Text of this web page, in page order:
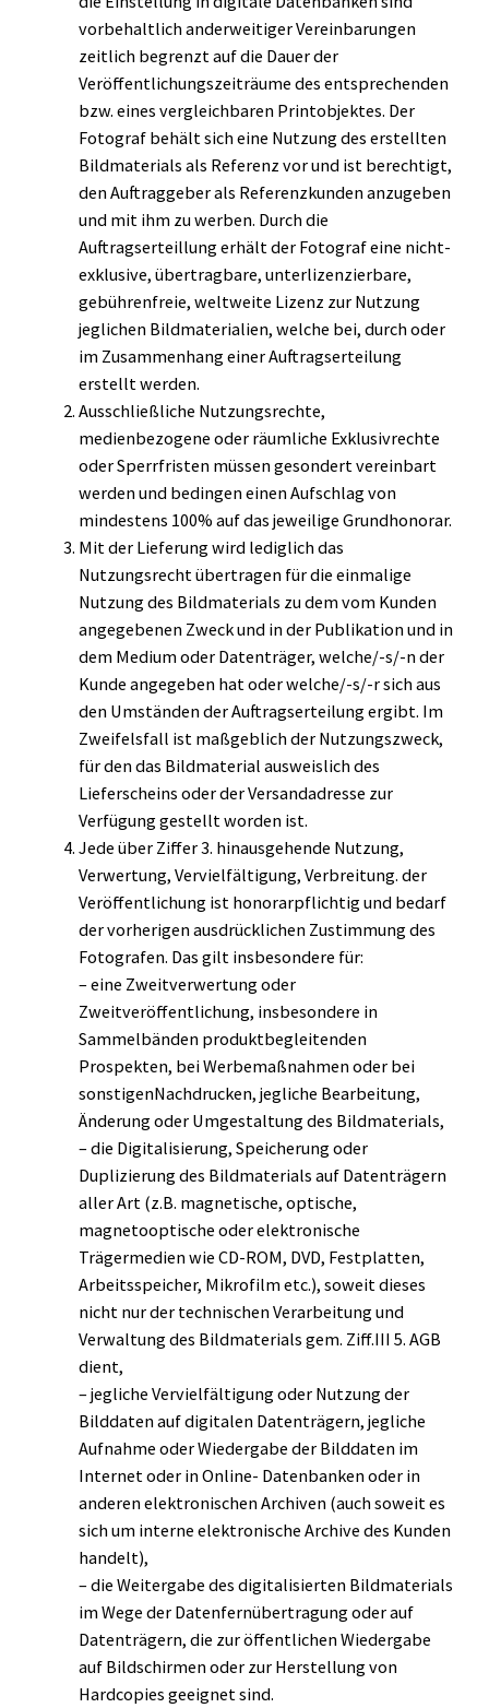
vorbehaltlich anderweitiger Vereinbarungen
zeitlich begrenzt auf die Dauer der
Veröffentlichungszeiträume des entsprechenden
bzw. eines vergleichbaren Printobjektes. Der
Fotograf behält sich eine Nutzung des erstellten
Bildmaterials als Referenz vor und ist berechtigt,
den Auftraggeber als Referenzkunden anzugeben
und mit ihm zu werben. Durch die
Auftragserteillung erhält der Fotograf eine nicht-
exklusive, übertragbare, unterlizenzierbare,
gebührenfreie, weltweite Lizenz zur Nutzung
jeglichen Bildmaterialien, welche bei, durch oder
im Zusammenhang einer Auftragserteilung
erstellt werden.
Ausschließliche Nutzungsrechte,
medienbezogene oder räumliche Exklusivrechte
oder Sperrfristen müssen gesondert vereinbart
werden und bedingen einen Aufschlag von
mindestens 100% auf das jeweilige Grundhonorar.
Mit der Lieferung wird lediglich das
Nutzungsrecht übertragen für die einmalige
Nutzung des Bildmaterials zu dem vom Kunden
angegebenen Zweck und in der Publikation und in
dem Medium oder Datenträger, welche/-s/-n der
Kunde angegeben hat oder welche/-s/-r sich aus
den Umständen der Auftragserteilung ergibt. Im
Zweifelsfall ist maßgeblich der Nutzungszweck,
für den das Bildmaterial ausweislich des
Lieferscheins oder der Versandadresse zur
Verfügung gestellt worden ist.
Jede über Ziffer 3. hinausgehende Nutzung,
Verwertung, Vervielfältigung, Verbreitung. der
Veröffentlichung ist honorarpflichtig und bedarf
der vorherigen ausdrücklichen Zustimmung des
Fotografen. Das gilt insbesondere für:
– eine Zweitverwertung oder
Zweitveröffentlichung, insbesondere in
Sammelbänden produktbegleitenden
Prospekten, bei Werbemaßnahmen oder bei
sonstigenNachdrucken, jegliche Bearbeitung,
Änderung oder Umgestaltung des Bildmaterials,
– die Digitalisierung, Speicherung oder
Duplizierung des Bildmaterials auf Datenträgern
aller Art (z.B. magnetische, optische,
magnetooptische oder elektronische
Trägermedien wie CD-ROM, DVD, Festplatten,
Arbeitsspeicher, Mikrofilm etc.), soweit dieses
nicht nur der technischen Verarbeitung und
Verwaltung des Bildmaterials gem. Ziff.III 5. AGB
dient,
– jegliche Vervielfältigung oder Nutzung der
Bilddaten auf digitalen Datenträgern, jegliche
Aufnahme oder Wiedergabe der Bilddaten im
Internet oder in Online- Datenbanken oder in
anderen elektronischen Archiven (auch soweit es
sich um interne elektronische Archive des Kunden
handelt),
– die Weitergabe des digitalisierten Bildmaterials
im Wege der Datenfernübertragung oder auf
Datenträgern, die zur öffentlichen Wiedergabe
auf Bildschirmen oder zur Herstellung von
Hardcopies geeignet sind.